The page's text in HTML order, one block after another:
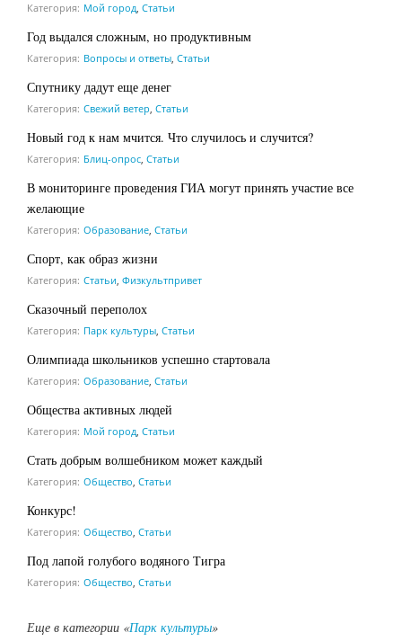
Категория: Мой город, Статьи
Год выдался сложным, но продуктивным
Категория: Вопросы и ответы, Статьи
Спутнику дадут еще денег
Категория: Свежий ветер, Статьи
Новый год к нам мчится. Что случилось и случится?
Категория: Блиц-опрос, Статьи
В мониторинге проведения ГИА могут принять участие все
желающие
Категория: Образование, Статьи
Спорт, как образ жизни
Категория: Статьи, Физкультпривет
Сказочный переполох
Категория: Парк культуры, Статьи
Олимпиада школьников успешно стартовала
Категория: Образование, Статьи
Общества активных людей
Категория: Мой город, Статьи
Стать добрым волшебником может каждый
Категория: Общество, Статьи
Конкурс!
Категория: Общество, Статьи
Под лапой голубого водяного Тигра
Категория: Общество, Статьи
Еще в категории «Парк культуры»